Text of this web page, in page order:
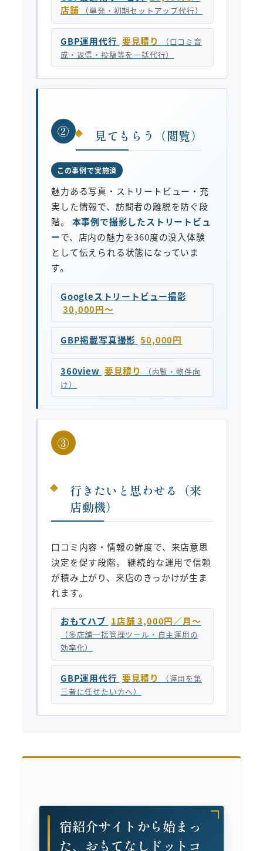
店舗
（単発・初期セットアップ代行）
GBP運用代行 要見積り
（口コミ育
成・返信・投稿等を一括代行）
② 見てもらう（閲覧）
この事例で実施済
魅力ある写真・ストリートビュー・充
実した情報で、訪問者の離脱を防ぐ段
階。 本事例で撮影したストリートビュ
ーで、店内の魅力を360度の没入体験
として伝えられる状態になっていま
す。
Googleストリートビュー撮影
30,000円〜
GBP掲載写真撮影 50,000円
360view 要見積り
（内覧・物件向
け）
③
行きたいと思わせる（来
店動機）
口コミ内容・情報の鮮度で、来店意思
決定を促す段階。 継続的な運用で信頼
が積み上がり、来店のきっかけが生ま
れます。
おもてハブ 1店舗 3,000円／月〜
（多店舗一括管理ツール・自主運用の
効率化）
GBP運用代行 要見積り
（運用を第
三者に任せたい方へ）
宿紹介サイトから始まっ
た、おもてなしドットコ